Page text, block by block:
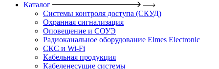
Каталог
Системы контроля доступа (СКУД)
Охранная сигнализация
Оповещение и СОУЭ
Радиоканальное оборудование Elmes Electronic
СКС и Wi-Fi
Кабельная продукция
Кабеленесущие системы